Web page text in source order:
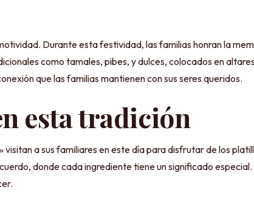
Durante esta festividad, las familias honran la
como tamales, pibes, y dulces, colocados en
que las familias mantienen con sus seres queridos.
esta tradición
a sus familiares en este día para disfrutar de los
donde cada ingrediente tiene un significado especial.